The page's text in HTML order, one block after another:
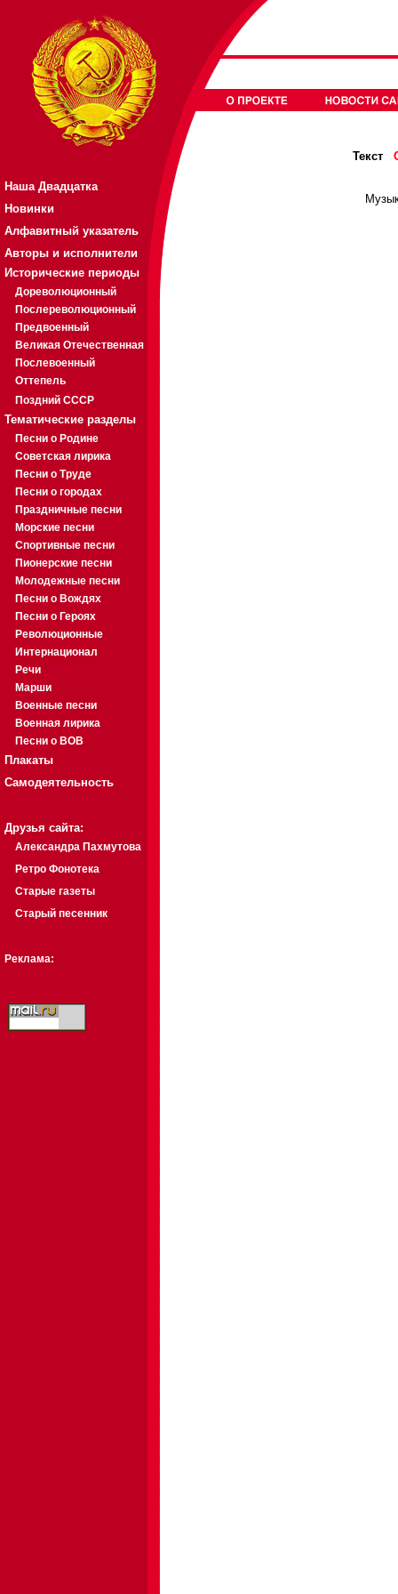
Наша Двадцатка
Новинки
Алфавитный указатель
Авторы и исполнители
Исторические периоды
Дореволюционный
Послереволюционный
Предвоенный
Великая Отечественная
Послевоенный
Оттепель
Поздний СССР
Тематические разделы
Песни о Родине
Советская лирика
Песни о Труде
Песни о городах
Праздничные песни
Морские песни
Спортивные песни
Пионерские песни
Молодежные песни
Песни о Вождях
Песни о Героях
Революционные
Интернационал
Речи
Марши
Военные песни
Военная лирика
Песни о ВОВ
Плакаты
Самодеятельность
Друзья сайта:
Александра Пахмутова
Ретро Фонотека
Старые газеты
Старый песенник
Реклама:
Текст